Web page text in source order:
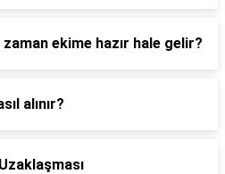
ekime hazır hale gelir?
alınır?